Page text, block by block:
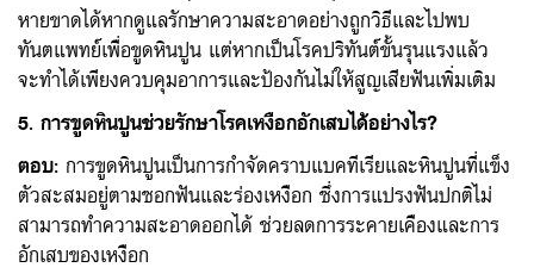
หายขาดได้หากดูแลรักษาความสะอาดอย่างถูกวิธีและไปพบ
ทันตแพทย์เพื่อขูดหินปูน แต่หากเป็นโรคปริทันต์ขั้นรุนแรงแล้ว
จะทำได้เพียงควบคุมอาการและป้องกันไม่ให้สูญเสียฟันเพิ่มเติม
5. การขูดหินปูนช่วยรักษาโรคเหงือกอักเสบได้อย่างไร?
ตอบ: การขูดหินปูนเป็นการกำจัดคราบแบคทีเรียและหินปูนที่แข็ง
ตัวสะสมอยู่ตามซอกฟันและร่องเหงือก ซึ่งการแปรงฟันปกติไม่
สามารถทำความสะอาดออกได้ ช่วยลดการระคายเคืองและการ
อักเสบของเหงือก